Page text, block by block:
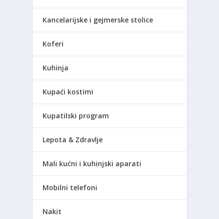
Kancelarijske i gejmerske stolice
Koferi
Kuhinja
Kupaći kostimi
Kupatilski program
Lepota & Zdravlje
Mali kućni i kuhinjski aparati
Mobilni telefoni
Nakit